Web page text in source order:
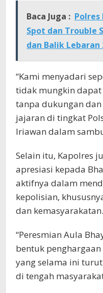
Baca Juga : Polres
Spot dan Trouble
dan Balik Lebaran
“Kami menyadari
tidak mungkin
tanpa dukungan
jajaran di tingkat
Iriawan dalam
Selain itu, Kapolres
apresiasi kepada
aktifnya dalam
kepolisian,
dan kemasyarakatan.
“Peresmian Aula
bentuk
yang selama ini
di tengah